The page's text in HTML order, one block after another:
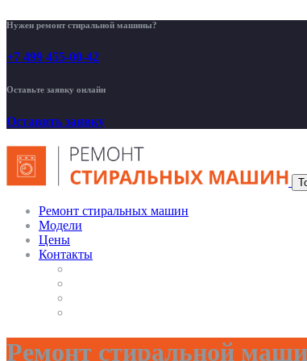
Нужен ремонт стиральной машины?
+7 499 455-00-42
Оставьте заявку онлайн
Оставить заявку
Ремонт стиральных машин
Модели
Цены
Контакты
Ремонт стиральной